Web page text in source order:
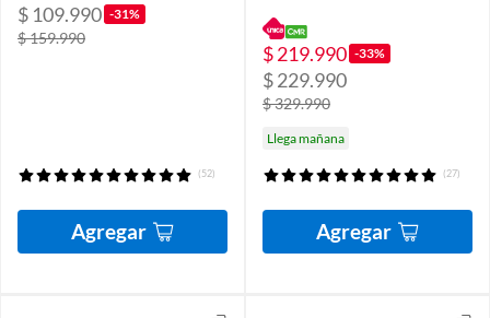
$ 109.990 -31%
$ 159.990
(52)
Agregar
$ 219.990 -33%
$ 229.990
$ 329.990
Llega mañana
(27)
Agregar